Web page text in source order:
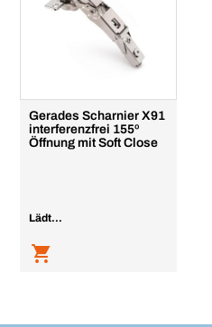
Gerades Scharnier X91
interferenzfrei 155º
Öffnung mit Soft Close
Lädt...